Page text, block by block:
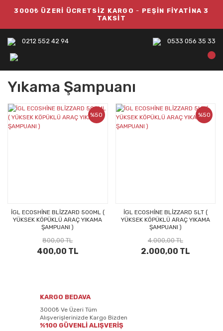
3000₺ ÜZERİ ÜCRETSİZ KARGO - PEŞİN FİYATİNA 3
TAKSİT
0212 552 42 94 0533 056 35 33
Yıkama Şampuanı
%50
İGL ECOSHİNE BLİZZARD 500ML (
YÜKSEK KÖPÜKLÜ ARAÇ YIKAMA
ŞAMPUANI )
800,00 TL
400,00 TL
%50
İGL ECOSHİNE BLİZZARD 5LT (
YÜKSEK KÖPÜKLÜ ARAÇ YIKAMA
ŞAMPUANI )
4.000,00 TL
2.000,00 TL
KARGO BEDAVA
3000₺ Ve Üzeri Tüm
Alışverişlerinizde Kargo Bizden
%100 GÜVENLİ ALIŞVERİŞ